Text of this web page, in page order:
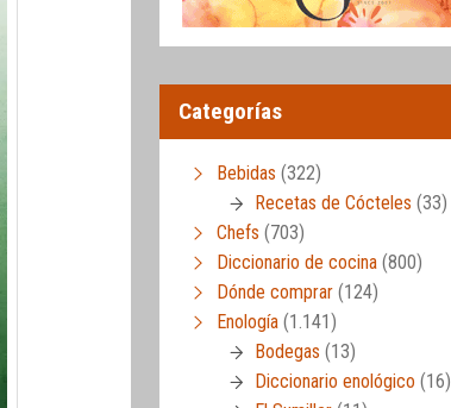
Categorías
Bebidas (322)
Recetas de Cócteles (33)
Chefs (703)
Diccionario de cocina (800)
Dónde comprar (124)
Enología (1.141)
Bodegas (13)
Diccionario enológico (16)